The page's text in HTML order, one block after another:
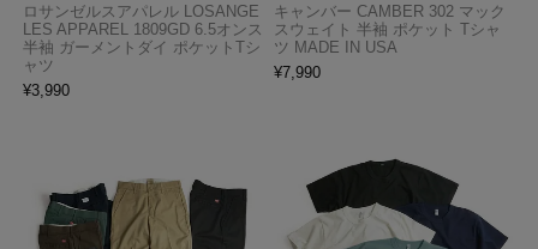
ロサンゼルスアパレル LOSANGE
LES APPAREL 1809GD 6.5オンス
半袖 ガーメントダイ ポケットTシ
ャツ
¥3,990
キャンバー CAMBER 302 マック
スウェイト 半袖 ポケット Tシャ
ツ MADE IN USA
¥7,990